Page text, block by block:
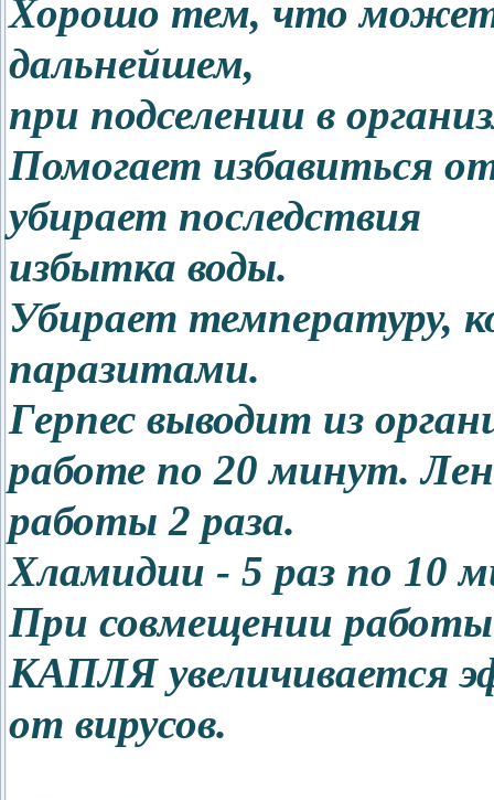
Хорошо тем, что
дальнейшем,
при подселении в
Помогает избавиться
убирает последствия
избытка воды.
Убирает температуру,
паразитами.
Герпес выводит из
работе по 20 минут.
работы 2 раза.
Хламидии - 5 раз по 10
При совмещении
КАПЛЯ увеличивается
от вирусов.